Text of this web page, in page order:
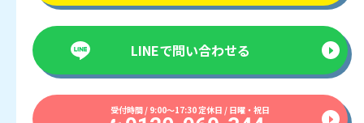
LINEで問い合わせる
受付時間 / 9:00〜17:30 定休日 / 日曜・祝日